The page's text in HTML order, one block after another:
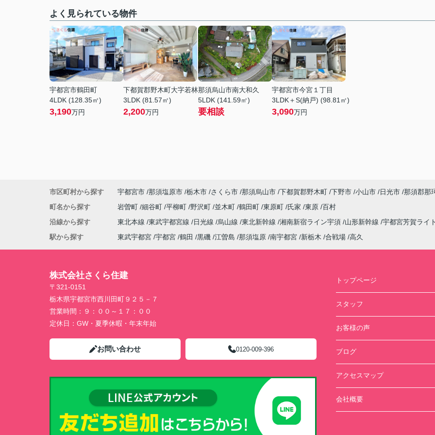
よく見られている物件
宇都宮市鶴田町
4LDK (128.35㎡)
3,190万円
下都賀郡野木町大字若林
3LDK (81.57㎡)
2,200万円
那須烏山市南大和久
5LDK (141.59㎡)
要相談
宇都宮市今宮１丁目
3LDK＋S(納戸) (98.81㎡)
3,090万円
市区町村から探す 宇都宮市 那須塩原市 栃木市 さくら市 那須烏山市 下都賀郡野木町 下野市 小山市 日光市 那須郡那
町名から探す
岩曽町 細谷町 平柳町 野沢町 並木町 鶴田町 東原町 氏家 東原 百村
沿線から探す
東北本線 東武宇都宮線 日光線 烏山線 東北新幹線 湘南新宿ライン宇須 山形新幹線 宇都宮芳賀ライ
駅から探す
東武宇都宮 宇都宮 鶴田 黒磯 江曽島 那須塩原 南宇都宮 新栃木 合戦場 高久
株式会社さくら住建
〒321-0151
栃木県宇都宮市西川田町９２５－７
営業時間： ９：００～１７：００
定休日： GW・夏季休暇・年末年始
お問い合わせ 0120-009-396
トップページ
スタッフ
お客様の声
ブログ
アクセスマップ
会社概要